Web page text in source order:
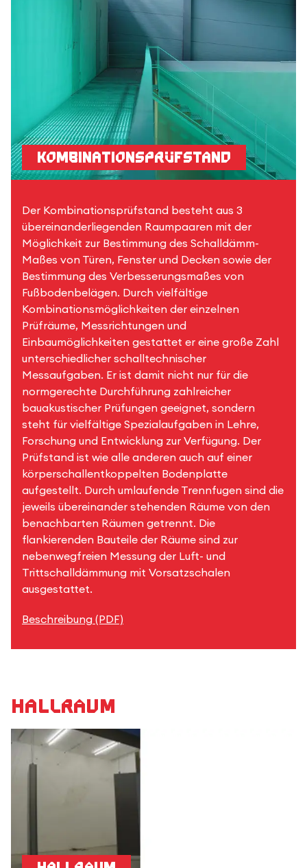
Kombinationsprüfstand
Der Kombinationsprüfstand besteht aus 3
übereinanderliegenden Raumpaaren mit der
Möglichkeit zur Bestimmung des Schalldämm-
Maßes von Türen, Fenster und Decken sowie der
Bestimmung des Verbesserungsmaßes von
Fußbodenbelägen. Durch vielfältige
Kombinationsmöglichkeiten der einzelnen
Prüfräume, Messrichtungen und
Einbaumöglichkeiten gestattet er eine große Zahl
unterschiedlicher schalltechnischer
Messaufgaben. Er ist damit nicht nur für die
normgerechte Durchführung zahlreicher
bauakustischer Prüfungen geeignet, sondern
steht für vielfältige Spezialaufgaben in Lehre,
Forschung und Entwicklung zur Verfügung. Der
Prüfstand ist wie alle anderen auch auf einer
körperschallentkoppelten Bodenplatte
aufgestellt. Durch umlaufende Trennfugen sind die
jeweils übereinander stehenden Räume von den
benachbarten Räumen getrennt. Die
flankierenden Bauteile der Räume sind zur
nebenwegfreien Messung der Luft- und
Trittschalldämmung mit Vorsatzschalen
ausgestattet.
Beschreibung (PDF)
Hallraum